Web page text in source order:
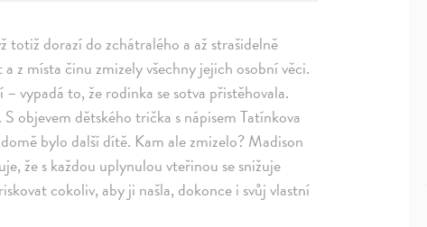
dorazí do zchátralého a až strašidelně
z místa činu zmizely všechny jejich osobní věci.
vypadá to, že rodinka se sotva přistěhovala.
objevem dětského trička s nápisem Tatínkova
bylo další dítě. Kam ale zmizelo? Madison
že s každou uplynulou vteřinou se snižuje
cokoliv, aby ji našla, dokonce i svůj vlastní